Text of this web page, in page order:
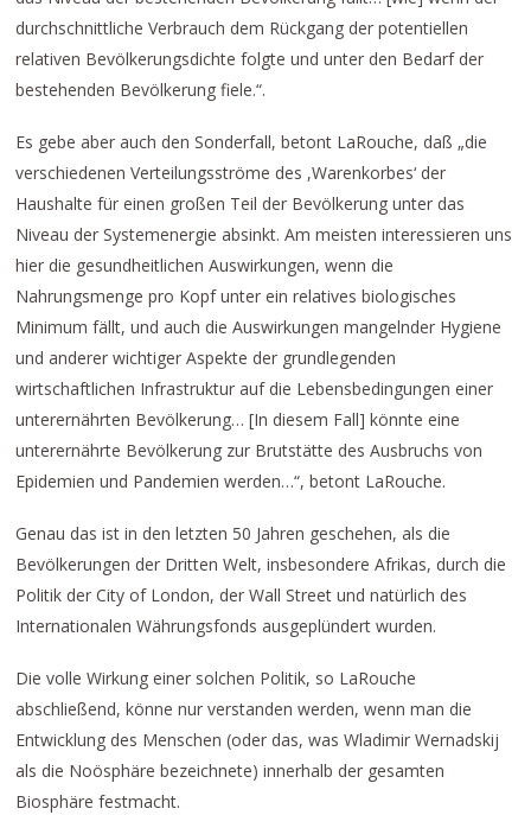
durchschnittliche Verbrauch dem Rückgang der potentiellen
relativen Bevölkerungsdichte folgte und unter den Bedarf der
bestehenden Bevölkerung fiele.“.
Es gebe aber auch den Sonderfall, betont LaRouche, daß „die
verschiedenen Verteilungsströme des ,Warenkorbes‘ der
Haushalte für einen großen Teil der Bevölkerung unter das
Niveau der Systemenergie absinkt. Am meisten interessieren uns
hier die gesundheitlichen Auswirkungen, wenn die
Nahrungsmenge pro Kopf unter ein relatives biologisches
Minimum fällt, und auch die Auswirkungen mangelnder Hygiene
und anderer wichtiger Aspekte der grundlegenden
wirtschaftlichen Infrastruktur auf die Lebensbedingungen einer
unterernährten Bevölkerung… [In diesem Fall] könnte eine
unterernährte Bevölkerung zur Brutstätte des Ausbruchs von
Epidemien und Pandemien werden…“, betont LaRouche.
Genau das ist in den letzten 50 Jahren geschehen, als die
Bevölkerungen der Dritten Welt, insbesondere Afrikas, durch die
Politik der City of London, der Wall Street und natürlich des
Internationalen Währungsfonds ausgeplündert wurden.
Die volle Wirkung einer solchen Politik, so LaRouche
abschließend, könne nur verstanden werden, wenn man die
Entwicklung des Menschen (oder das, was Wladimir Wernadskij
als die Noösphäre bezeichnete) innerhalb der gesamten
Biosphäre festmacht.